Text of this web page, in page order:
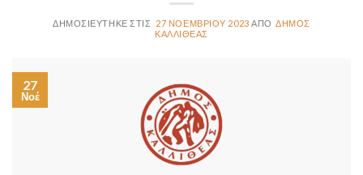
27 ΝΟΕΜΒΡΊΟΥ 2023
ΔΉΜΟΣ
ΚΑΛΛΙΘΈΑΣ
27
Νοέ